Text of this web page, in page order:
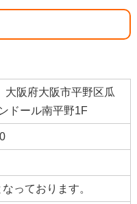
阪府大阪市平野区瓜
ドール南平野1F
っております。